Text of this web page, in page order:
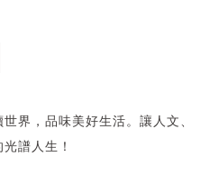
界，品味美好生活。讓人文、
譜人生！